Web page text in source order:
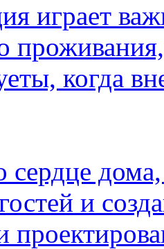
играет
когда
дома,
и